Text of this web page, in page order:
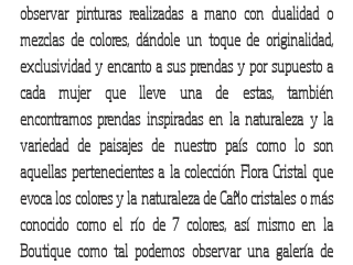
observar pinturas realizadas a mano con dualidad o
mezclas de colores, dándole un toque de originalidad,
exclusividad y encanto a sus prendas y por supuesto a
cada mujer que lleve una de estas, también
encontramos prendas inspiradas en la naturaleza y la
variedad de paisajes de nuestro país como lo son
aquellas pertenecientes a la colección Flora Cristal que
evoca los colores y la naturaleza de Caño cristales o más
conocido como el río de 7 colores, así mismo en la
Boutique como tal podemos observar una galería de